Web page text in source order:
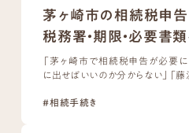
茅ヶ崎市の相続税申
税務署・期限・必要書
「茅ヶ崎市で相続税申告が必要
に出せばいいのか分からない」「
#相続手続き